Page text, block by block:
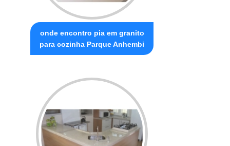
onde encontro pia em granito
para cozinha Parque Anhembi